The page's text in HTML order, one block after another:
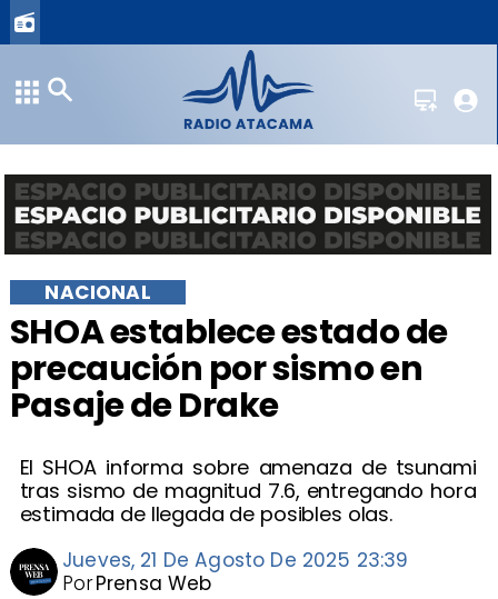
SHOA establece estado de
precaución por sismo en
Pasaje de Drake
El SHOA informa sobre amenaza de tsunami
tras sismo de magnitud 7.6, entregando hora
estimada de llegada de posibles olas.
NACIONAL
Jueves, 21 De Agosto De 2025 23:39
Prensa Web
Por